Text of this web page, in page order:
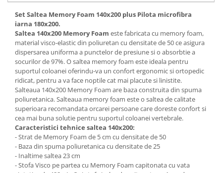
Paturi copii
Masa si scaune gradinita
Seturi comode living si dormitor
Set Saltea Memory Foam 140x200 plus Pilota microfibra
iarna 180x200.
Saltea 140x200 Memory Foam este fabricata cu memory foam,
material visco-elastic din poliuretan cu densitate de 50 ce asigura
dispersarea uniforma a punctelor de presiune si o absorbtie a
socurilor de 97%. O saltea memory foam este ideala pentru
suportul coloanei oferindu-va un confort ergonomic si ortopedic
ridicat, pentru a va face noptile cat mai placute si linistite.
Salteaua 140x200 Memory Foam are baza construita din spuma
poliuretanica. Salteaua memory foam este o saltea de calitate
superioara recomandata orcarei persoane care doreste confort si
cea mai buna solutie pentru suportul coloanei vertebrale.
Caracteristici tehnice saltea 140x200:
- Strat de Memory Foam de 5 cm cu densitate de 50
- Baza din spuma poliuretanica cu densitate de 25
- Inaltime saltea 23 cm
- Stofa Visco pe partea cu Memory Foam capitonata cu vata